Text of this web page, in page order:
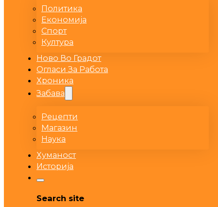
Политика
Економија
Спорт
Култура
Ново Во Градот
Огласи За Работа
Хроника
Забава
Рецепти
Магазин
Наука
Хуманост
Историја
Search site